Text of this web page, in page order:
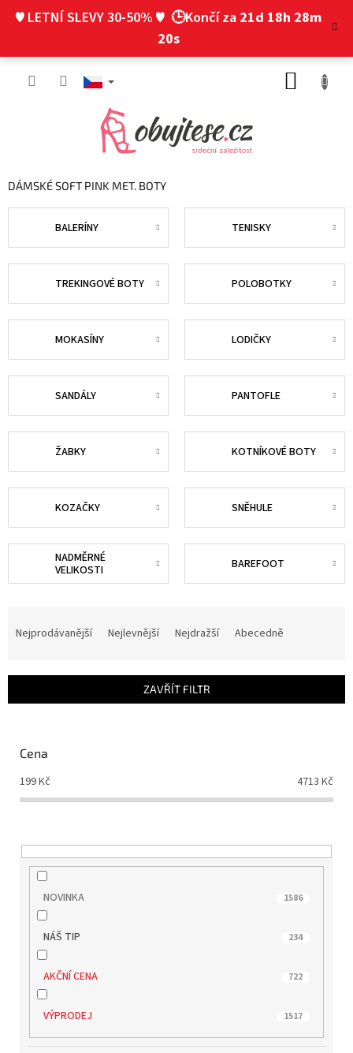
♥ LETNÍ SLEVY 30-50% ♥ 🕒Končí za 21d 18h 28m
19s
DÁMSKÉ SOFT PINK MET. BOTY
BALERÍNY TENISKY
TREKINGOVÉ BOTY POLOBOTKY
MOKASÍNY LODIČKY
SANDÁLY PANTOFLE
ŽABKY KOTNÍKOVÉ BOTY
KOZAČKY SNĚHULE
NADMĚRNÉ
VELIKOSTI
BAREFOOT
í
Nejprodávanější Nejlevnější Nejdražší Abecedně
ZAVŘÍT FILTR
Cena
199Kč 4713 Kč
NOVINKA 1586
NÁŠ TIP 234
AKČNÍ CENA 722
VÝPRODEJ 1517